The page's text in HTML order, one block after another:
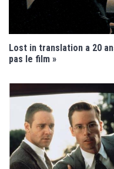
Lost in translation a 20
pas le film »